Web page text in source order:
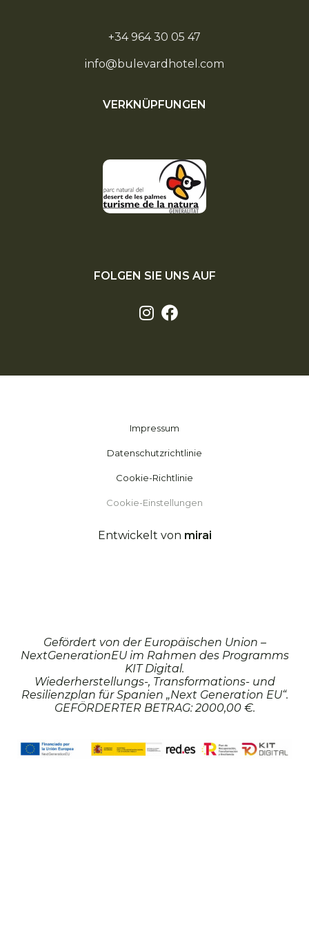
+34 964 30 05 47
info@bulevardhotel.com
VERKNÜPFUNGEN
FOLGEN SIE UNS AUF
Impressum
Datenschutzrichtlinie
Cookie-Richtlinie
Cookie-Einstellungen
Entwickelt von mirai
Gefördert von der Europäischen Union –
NextGenerationEU im Rahmen des Programms
KIT Digital.
Wiederherstellungs-, Transformations- und
Resilienzplan für Spanien „Next Generation EU“.
GEFÖRDERTER BETRAG: 2000,00 €.